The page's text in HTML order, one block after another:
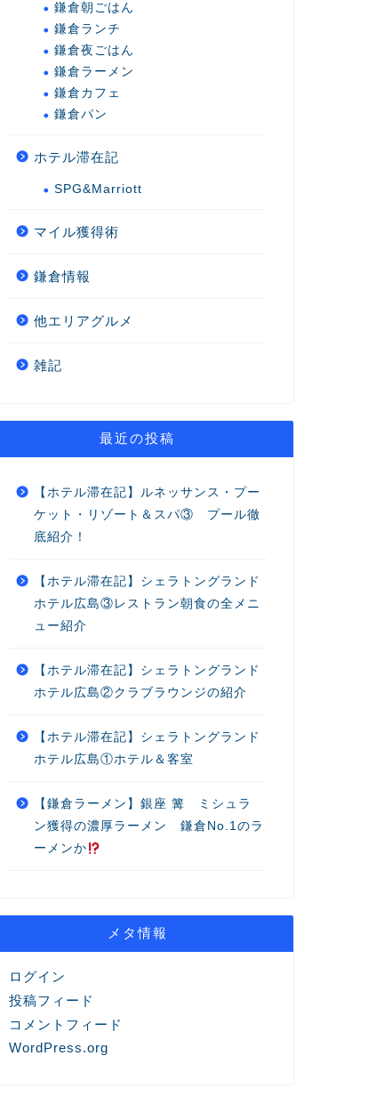
鎌倉朝ごはん
鎌倉ランチ
鎌倉夜ごはん
鎌倉ラーメン
鎌倉カフェ
鎌倉パン
ホテル滞在記
SPG&Marriott
マイル獲得術
鎌倉情報
他エリアグルメ
雑記
最近の投稿
【ホテル滞在記】ルネッサンス・プー
ケット・リゾート＆スパ③ プール徹
底紹介！
【ホテル滞在記】シェラトングランド
ホテル広島③レストラン朝食の全メニ
ュー紹介
【ホテル滞在記】シェラトングランド
ホテル広島②クラブラウンジの紹介
【ホテル滞在記】シェラトングランド
ホテル広島①ホテル＆客室
【鎌倉ラーメン】銀座 篝 ミシュラ
ン獲得の濃厚ラーメン 鎌倉No.1のラ
ーメンか
メタ情報
ログイン
投稿フィード
コメントフィード
WordPress.org